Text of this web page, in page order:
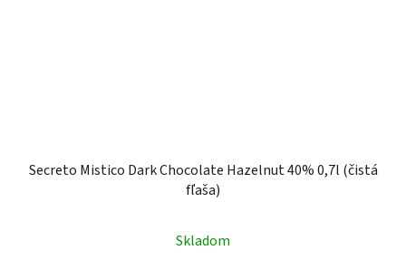
Secreto Mistico Dark Chocolate Hazelnut 40% 0,7l (čistá
fľaša)
Skladom